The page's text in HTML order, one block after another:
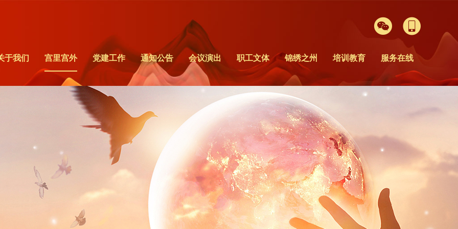
 
于我们 宫里宫外 党建工作 通知公告 会议演出 职工文体 锦绣之州 培训教育 服务在线